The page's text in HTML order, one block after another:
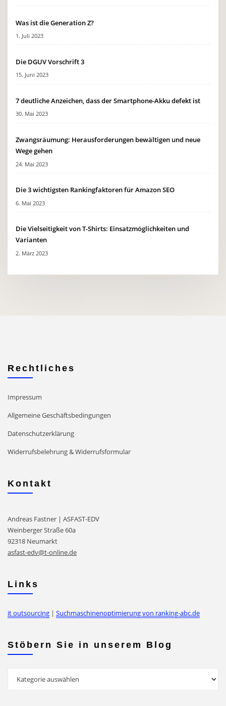
Was ist die Generation Z?
1. Juli 2023
Die DGUV Vorschrift 3
15. Juni 2023
7 deutliche Anzeichen, dass der Smartphone-Akku defekt ist
30. Mai 2023
Zwangsräumung: Herausforderungen bewältigen und neue
Wege gehen
24. Mai 2023
Die 3 wichtigsten Rankingfaktoren für Amazon SEO
6. Mai 2023
Die Vielseitigkeit von T-Shirts: Einsatzmöglichkeiten und
Varianten
2. März 2023
Rechtliches
Impressum
Allgemeine Geschäftsbedingungen
Datenschutzerklärung
Widerrufsbelehrung & Widerrufsformular
Kontakt
Andreas Fastner | ASFAST-EDV
Weinberger Straße 60a
92318 Neumarkt
asfast-edv@t-online.de
Links
it outsourcing | Suchmaschinenoptimierung von ranking-abc.de
Stöbern Sie in unserem Blog